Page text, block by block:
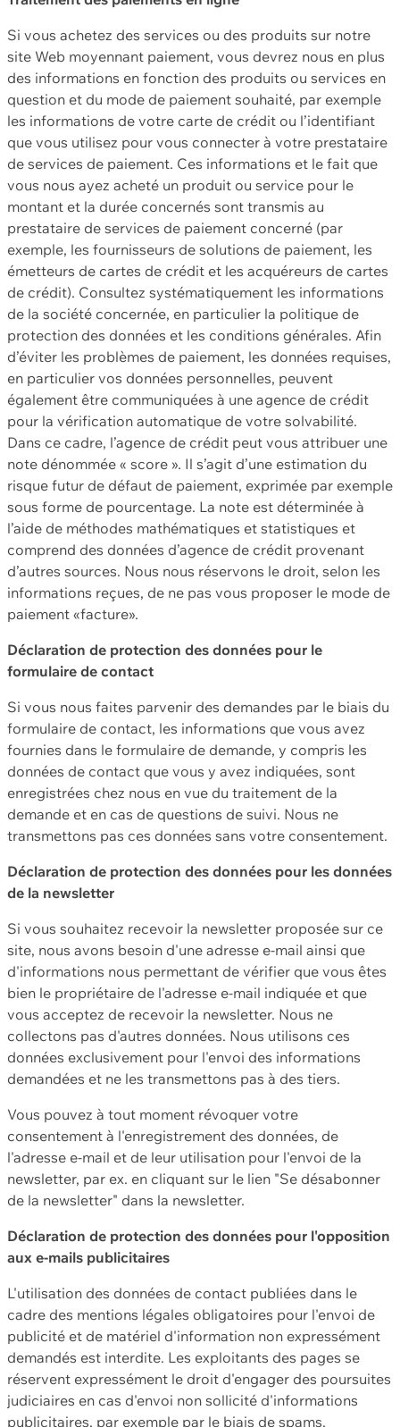
Si vous achetez des services ou des produits sur notre
site Web moyennant paiement, vous devrez nous en plus
des informations en fonction des produits ou services en
question et du mode de paiement souhaité, par exemple
les informations de votre carte de crédit ou l’identifiant
que vous utilisez pour vous connecter à votre prestataire
de services de paiement. Ces informations et le fait que
vous nous ayez acheté un produit ou service pour le
montant et la durée concernés sont transmis au
prestataire de services de paiement concerné (par
exemple, les fournisseurs de solutions de paiement, les
émetteurs de cartes de crédit et les acquéreurs de cartes
de crédit). Consultez systématiquement les informations
de la société concernée, en particulier la politique de
protection des données et les conditions générales. Afin
d’éviter les problèmes de paiement, les données requises,
en particulier vos données personnelles, peuvent
également être communiquées à une agence de crédit
pour la vérification automatique de votre solvabilité.
Dans ce cadre, l’agence de crédit peut vous attribuer une
note dénommée « score ». Il s’agit d’une estimation du
risque futur de défaut de paiement, exprimée par exemple
sous forme de pourcentage. La note est déterminée à
l’aide de méthodes mathématiques et statistiques et
comprend des données d’agence de crédit provenant
d’autres sources. Nous nous réservons le droit, selon les
informations reçues, de ne pas vous proposer le mode de
paiement «facture».
Déclaration de protection des données pour le
formulaire de contact
Si vous nous faites parvenir des demandes par le biais du
formulaire de contact, les informations que vous avez
fournies dans le formulaire de demande, y compris les
données de contact que vous y avez indiquées, sont
enregistrées chez nous en vue du traitement de la
demande et en cas de questions de suivi. Nous ne
transmettons pas ces données sans votre consentement.
Déclaration de protection des données pour les données
de la newsletter
Si vous souhaitez recevoir la newsletter proposée sur ce
site, nous avons besoin d'une adresse e-mail ainsi que
d'informations nous permettant de vérifier que vous êtes
bien le propriétaire de l'adresse e-mail indiquée et que
vous acceptez de recevoir la newsletter. Nous ne
collectons pas d'autres données. Nous utilisons ces
données exclusivement pour l'envoi des informations
demandées et ne les transmettons pas à des tiers.
Vous pouvez à tout moment révoquer votre
consentement à l'enregistrement des données, de
l'adresse e-mail et de leur utilisation pour l'envoi de la
newsletter, par ex. en cliquant sur le lien "Se désabonner
de la newsletter" dans la newsletter.
Déclaration de protection des données pour l'opposition
aux e-mails publicitaires
L'utilisation des données de contact publiées dans le
cadre des mentions légales obligatoires pour l'envoi de
publicité et de matériel d'information non expressément
demandés est interdite. Les exploitants des pages se
réservent expressément le droit d'engager des poursuites
judiciaires en cas d'envoi non sollicité d'informations
publicitaires, par exemple par le biais de spams.